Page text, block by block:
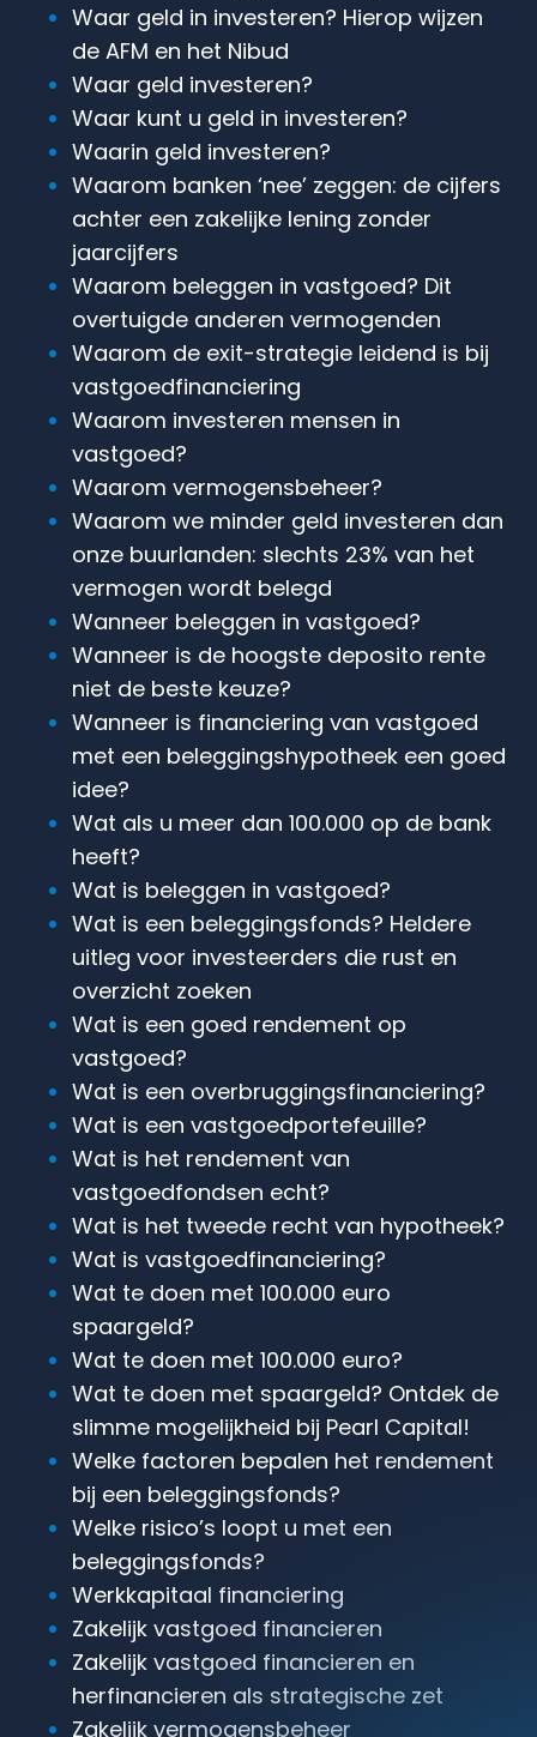
Waar geld in investeren? Hierop wijzen
de AFM en het Nibud
Waar geld investeren?
Waar kunt u geld in investeren?
Waarin geld investeren?
Waarom banken ‘nee’ zeggen: de cijfers
achter een zakelijke lening zonder
jaarcijfers
Waarom beleggen in vastgoed? Dit
overtuigde anderen vermogenden
Waarom de exit-strategie leidend is bij
vastgoedfinanciering
Waarom investeren mensen in
vastgoed?
Waarom vermogensbeheer?
Waarom we minder geld investeren dan
onze buurlanden: slechts 23% van het
vermogen wordt belegd
Wanneer beleggen in vastgoed?
Wanneer is de hoogste deposito rente
niet de beste keuze?
Wanneer is financiering van vastgoed
met een beleggingshypotheek een goed
idee?
Wat als u meer dan 100.000 op de bank
heeft?
Wat is beleggen in vastgoed?
Wat is een beleggingsfonds? Heldere
uitleg voor investeerders die rust en
overzicht zoeken
Wat is een goed rendement op
vastgoed?
Wat is een overbruggingsfinanciering?
Wat is een vastgoedportefeuille?
Wat is het rendement van
vastgoedfondsen echt?
Wat is het tweede recht van hypotheek?
Wat is vastgoed­financiering?
Wat te doen met 100.000 euro
spaargeld?
Wat te doen met 100.000 euro?
Wat te doen met spaargeld? Ontdek de
slimme mogelijkheid bij Pearl Capital!
Welke factoren bepalen het rendement
bij een beleggingsfonds?
Welke risico’s loopt u met een
beleggingsfonds?
Werkkapitaal financiering
Zakelijk vastgoed financieren
Zakelijk vastgoed financieren en
herfinancieren als strategische zet
Zakelijk vermogensbeheer